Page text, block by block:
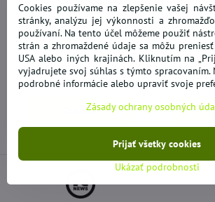
55%
Pánske zoštíhľujúce tielko
SLIM" N LIFT
VYPREDANÉ
7,79 €
Zobraziť
Pero na
Cookies používame na zlepšenie vašej
stránky, analýzu jej výkonnosti a
používaní. Na tento účel môžeme použiť
strán a zhromaždené údaje sa môžu
USA alebo iných krajinách. Kliknutím na
vyjadrujete svoj súhlas s týmto spracovaním.
podrobné informácie alebo upraviť svoje
Zásady ochrany osobných
Ukázať podrobnosti
Prijať všetky cookies